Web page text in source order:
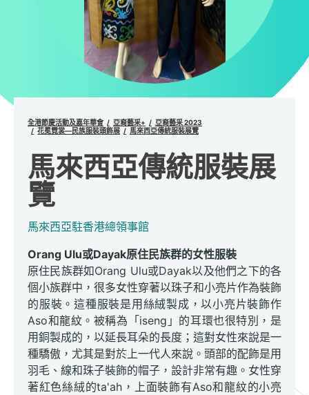
全港節慶活動及嘉年華會 亞裔藝采+
亞裔藝采 2023
花冕霓裳—民族服裝頭飾展
馬來西亞傳統服裝展覽
馬來西亞傳統服裝展
覽
馬來西亞駐香港總領事館
Orang Ulu或Dayak原住民族群的女性服裝
原住民族群如Orang Ulu或Dayak以及他們之下的各
個小族群中，很多女性穿著以珠子和小亮片作為裝飾
的服裝。這種服裝是用絲絨製成，以小亮片裝飾作
Aso和龍紋。被稱為「iseng」的耳環也很特別，是
用銅製成的，以延長耳朵的長度；這對女性來說是一
種驕傲，尤其是對於上一代人來說。頭部的配飾是用
羽毛、線和珠子裝飾的帽子，設計非常有趣。女性穿
著紅色絲絨的ta'ah，上面裝飾有Aso和龍紋的小亮